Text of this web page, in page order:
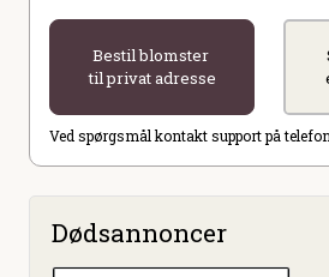
Bestil blomster
til privat adresse
Ved spørgsmål kontakt support på
Dødsannoncer